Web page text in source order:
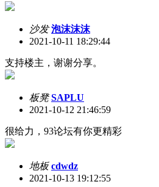
沙发 泡沫沫沫
2021-10-11 18:29:44
支持楼主，谢谢分享。
板凳 SAPLU
2021-10-12 21:46:59
很给力，93论坛有你更精彩
地板 cdwdz
2021-10-13 19:12:55